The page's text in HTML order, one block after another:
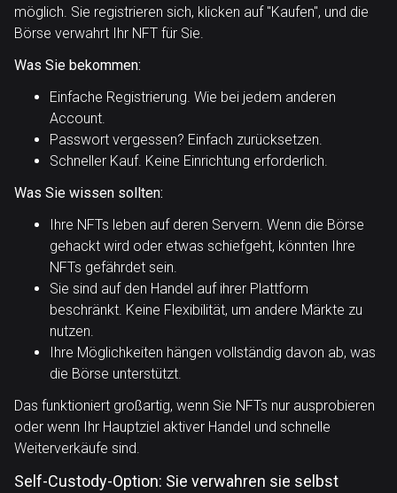
möglich. Sie registrieren sich, klicken auf "Kaufen", und die
Börse verwahrt Ihr NFT für Sie.
Was Sie bekommen:
Einfache Registrierung. Wie bei jedem anderen
Account.
Passwort vergessen? Einfach zurücksetzen.
Schneller Kauf. Keine Einrichtung erforderlich.
Was Sie wissen sollten:
Ihre NFTs leben auf deren Servern. Wenn die Börse
gehackt wird oder etwas schiefgeht, könnten Ihre
NFTs gefährdet sein.
Sie sind auf den Handel auf ihrer Plattform
beschränkt. Keine Flexibilität, um andere Märkte zu
nutzen.
Ihre Möglichkeiten hängen vollständig davon ab, was
die Börse unterstützt.
Das funktioniert großartig, wenn Sie NFTs nur ausprobieren
oder wenn Ihr Hauptziel aktiver Handel und schnelle
Weiterverkäufe sind.
Self-Custody-Option: Sie verwahren sie selbst